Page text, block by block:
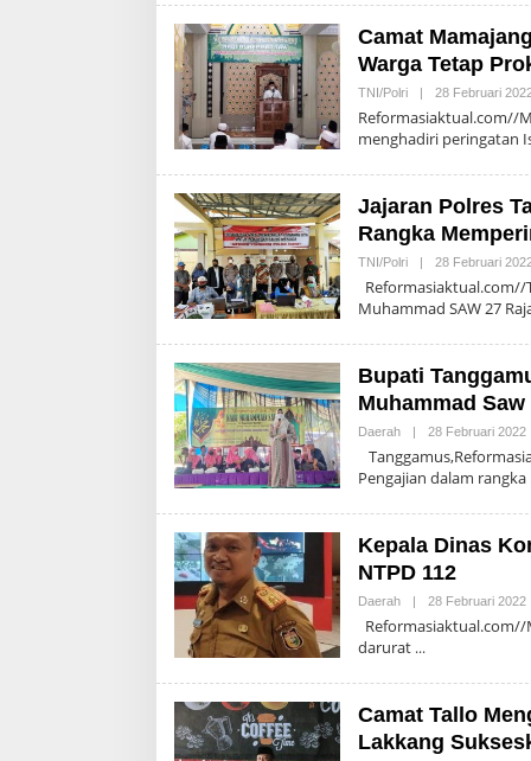
Camat
Warga Tetap
TNI/Polri | 28 Februari
Reformasiaktual.com//
menghadiri peringatan
Jajaran Polres
Rangka
TNI/Polri | 28 Februari
Reformasiaktual.com//
Muhammad SAW 27
Bupati
Muhammad
Daerah | 28 Februari 2022
Pengajian dalam rangka
Kepala Dinas
NTPD 112
Daerah | 28 Februari 2022
Reformasiaktual.com//
darurat
Camat Tallo
Lakkang